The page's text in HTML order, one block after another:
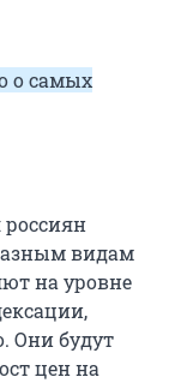
о самых
россиян
видам
на уровне
Они будут
цен на